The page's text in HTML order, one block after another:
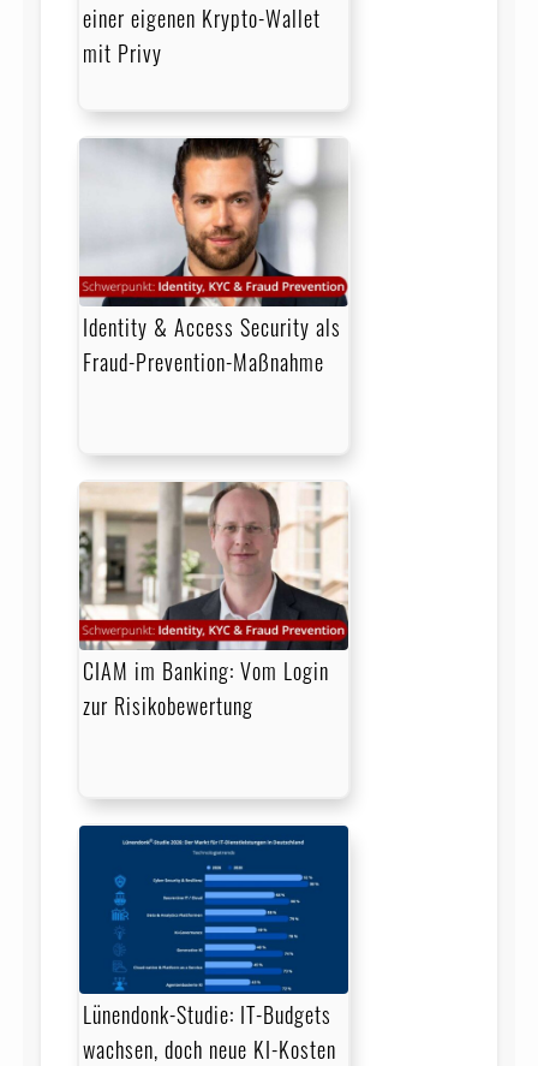
einer eigenen Krypto-Wallet
mit Privy
Identity & Access Security als
Fraud-Prevention-Maßnahme
CIAM im Banking: Vom Login
zur Risikobewertung
Lünendonk-Studie: IT-Budgets
wachsen, doch neue KI-Kosten